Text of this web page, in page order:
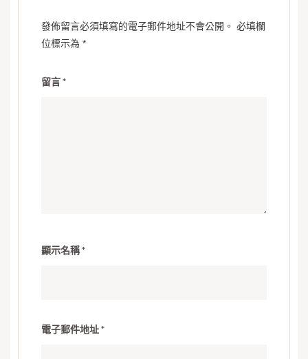
發佈留言必須填寫的電子郵件地址不會公開。 必填欄
位標示為 *
留言*
顯示名稱*
電子郵件地址*